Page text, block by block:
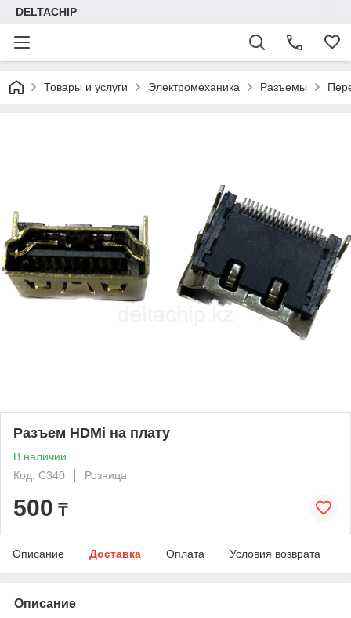
DELTACHIP
Товары и услуги Электромеханика Разъемы
Разъем HDMi на плату
В наличии
Код: C340
Розница
500 ₸
Описание Доставка Оплата Условия возврата
Описание